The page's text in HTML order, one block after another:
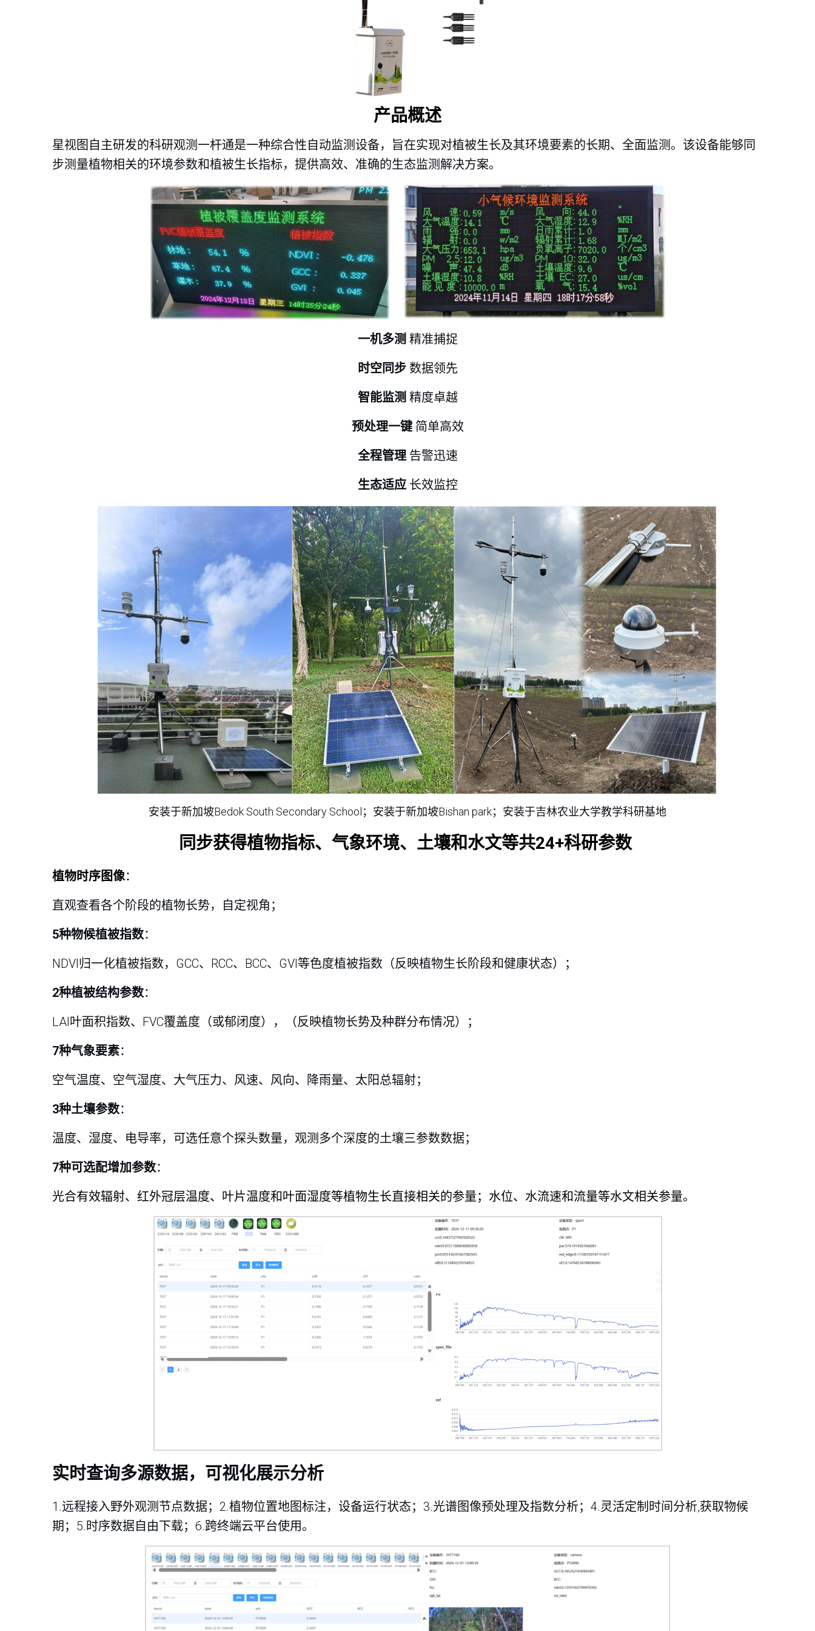
产品概述
星视图自主研发的科研观测一杆通是一种综合性自动监测设备，旨在实现对植被生长及其环境要素的长期、全面监测。该设备能够同
步测量植物相关的环境参数和植被生长指标，提供高效、准确的生态监测解决方案。
一机多测 精准捕捉
时空同步 数据领先
智能监测 精度卓越
预处理一键 简单高效
全程管理 告警迅速
生态适应 长效监控
安装于新加坡Bedok South Secondary School；安装于新加坡Bishan park；安装于吉林农业大学教学科研基地
同步获得植物指标、气象环境、土壤和水文等共24+科研参数
植物时序图像：
直观查看各个阶段的植物长势，自定视角；
5种物候植被指数：
NDVI归一化植被指数，GCC、RCC、BCC、GVI等色度植被指数（反映植物生长阶段和健康状态）；
2种植被结构参数：
LAI叶面积指数、FVC覆盖度（或郁闭度），（反映植物长势及种群分布情况）；
7种气象要素：
空气温度、空气湿度、大气压力、风速、风向、降雨量、太阳总辐射；
3种土壤参数：
温度、湿度、电导率，可选任意个探头数量，观测多个深度的土壤三参数数据；
7种可选配增加参数：
光合有效辐射、红外冠层温度、叶片温度和叶面湿度等植物生长直接相关的参量；水位、水流速和流量等水文相关参量。
实时查询多源数据，可视化展示分析
1.远程接入野外观测节点数据；2.植物位置地图标注，设备运行状态；3.光谱图像预处理及指数分析；4.灵活定制时间分析,获取物候
期；5.时序数据自由下载；6.跨终端云平台使用。